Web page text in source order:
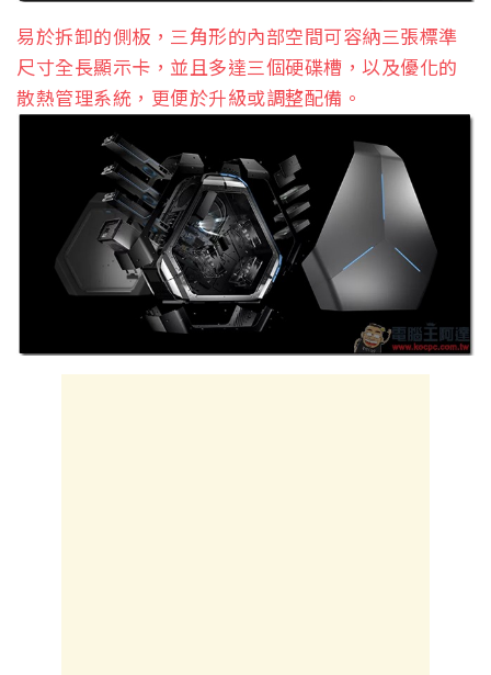
易於拆卸的側板，三角形的內部空間可容納三張標準
尺寸全長顯示卡，並且多達三個硬碟槽，以及優化的
散熱管理系統，更便於升級或調整配備。